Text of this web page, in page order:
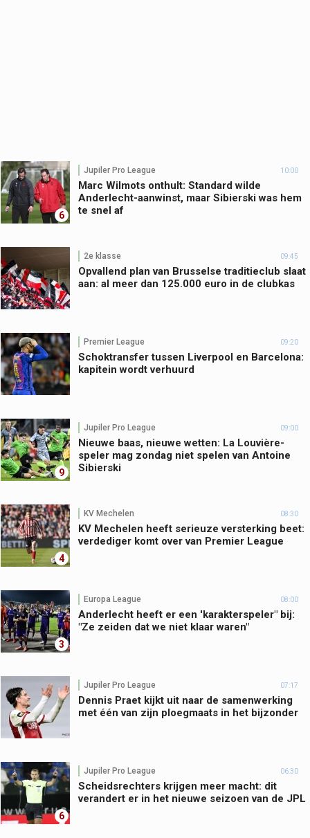
6
Jupiler Pro League 10:00
Marc Wilmots onthult: Standard wilde
Anderlecht-aanwinst, maar Sibierski was hem
te snel af
2e klasse 09:45
Opvallend plan van Brusselse traditieclub slaat
aan: al meer dan 125.000 euro in de clubkas
Premier League 09:20
Schoktransfer tussen Liverpool en Barcelona:
kapitein wordt verhuurd
9
Jupiler Pro League 09:00
Nieuwe baas, nieuwe wetten: La Louvière-
speler mag zondag niet spelen van Antoine
Sibierski
4
KV Mechelen 08:30
KV Mechelen heeft serieuze versterking beet:
verdediger komt over van Premier League
3
Europa League 08:00
Anderlecht heeft er een 'karakterspeler" bij:
"Ze zeiden dat we niet klaar waren"
Jupiler Pro League 07:17
Dennis Praet kijkt uit naar de samenwerking
met één van zijn ploegmaats in het bijzonder
6
Jupiler Pro League 06:30
Scheidsrechters krijgen meer macht: dit
verandert er in het nieuwe seizoen van de JPL